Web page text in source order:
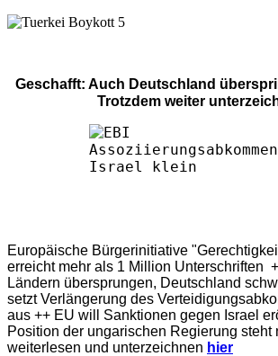
Geschafft: Auch Deutschland
Trotzdem weiter
Europäische Bürgerinitiative
erreicht mehr als 1 Million Unterschriften
Ländern übersprungen, Deutschland
setzt Verlängerung des
aus ++ EU will Sanktionen gegen Israel
Position der ungarischen Regierung steht
weiterlesen und unterzeichnen hier